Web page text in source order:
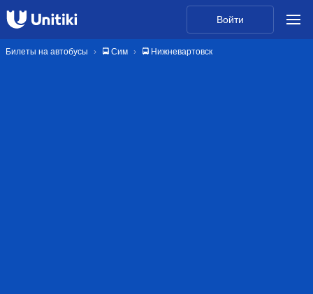
Войти
Билеты на автобусы 🚍 Сим 🚍 Нижневартовск